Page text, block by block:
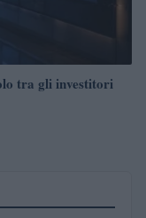
tra gli investitori